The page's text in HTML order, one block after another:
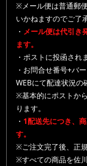
※メール便は普通郵
いかねますのでご了
・ メール便は代引き
ます。
・ポストに投函され
・お問合せ番号+バ
WEBにて配達状況の
※基本的にポストか
ります。
・ 1配送先につき、
す。
※ご注文完了後、正
※すべての商品を佐